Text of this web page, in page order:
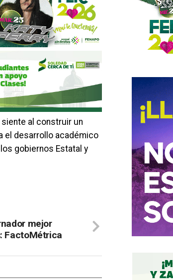
al construir un
el desarrollo académico
gobiernos Estatal y
mejor
FactoMétrica